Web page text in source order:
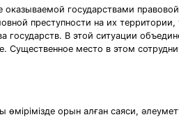
оказываемой государствами
преступности на их
В этой ситуации
Существенное место в этом
орын алған саяси,